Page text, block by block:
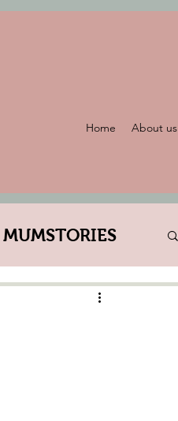
Home About us
MUMSTORIES